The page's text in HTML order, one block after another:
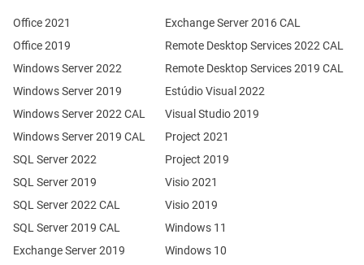
Office 2021
Office 2019
Windows Server 2022
Windows Server 2019
Exchange Server 2019
SQL Server 2022
SQL Server 2019
Windows Server 2022 CAL
Windows Server 2019 CAL
SQL Server 2022 CAL
SQL Server 2019 CAL
Remote Desktop Services 2022 CAL
Remote Desktop Services 2019 CAL
Exchange Server 2016 CAL
Estúdio Visual 2022
Visual Studio 2019
Project 2021
Project 2019
Visio 2021
Visio 2019
Windows 11
Windows 10